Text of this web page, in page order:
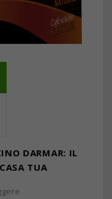
DARMAR: IL
TUA